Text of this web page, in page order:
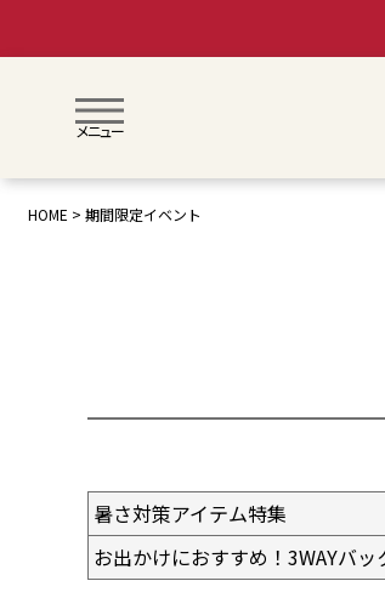
メニュー
HOME 期間限定イベント
暑さ対策アイテム特集
お出かけにおすすめ！3WAYバッ